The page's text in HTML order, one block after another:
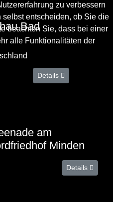
Bad
Details
am
Minden
Details
zu verbessern
entscheiden, ob Sie die
beachten Sie, dass bei einer
alle Funktionalitäten der